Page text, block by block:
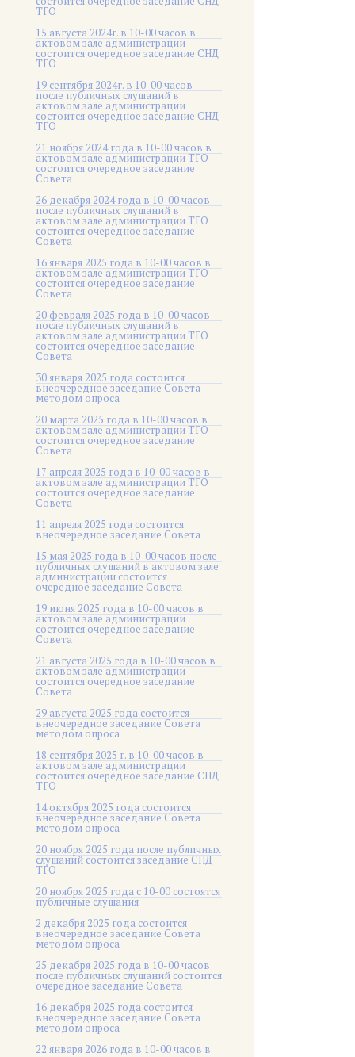
ТГО
15 августа 2024г. в 10-00 часов в
актовом зале администрации
состоится очередное заседание СНД
ТГО
19 сентября 2024г. в 10-00 часов
после публичных слушаний в
актовом зале администрации
состоится очередное заседание СНД
ТГО
21 ноября 2024 года в 10-00 часов в
актовом зале администрации ТГО
состоится очередное заседание
Совета
26 декабря 2024 года в 10-00 часов
после публичных слушаний в
актовом зале администрации ТГО
состоится очередное заседание
Совета
16 января 2025 года в 10-00 часов в
актовом зале администрации ТГО
состоится очередное заседание
Совета
20 февраля 2025 года в 10-00 часов
после публичных слушаний в
актовом зале администрации ТГО
состоится очередное заседание
Совета
30 января 2025 года состоится
внеочередное заседание Совета
методом опроса
20 марта 2025 года в 10-00 часов в
актовом зале администрации ТГО
состоится очередное заседание
Совета
17 апреля 2025 года в 10-00 часов в
актовом зале администрации ТГО
состоится очередное заседание
Совета
11 апреля 2025 года состоится
внеочередное заседание Совета
15 мая 2025 года в 10-00 часов после
публичных слушаний в актовом зале
администрации состоится
очередное заседание Совета
19 июня 2025 года в 10-00 часов в
актовом зале администрации
состоится очередное заседание
Совета
21 августа 2025 года в 10-00 часов в
актовом зале администрации
состоится очередное заседание
Совета
29 августа 2025 года состоится
внеочередное заседание Совета
методом опроса
18 сентября 2025 г. в 10-00 часов в
актовом зале администрации
состоится очередное заседание СНД
ТГО
14 октября 2025 года состоится
внеочередное заседание Совета
методом опроса
20 ноября 2025 года после публичных
слушаний состоится заседание СНД
ТГО
20 ноября 2025 года c 10-00 состоятся
публичные слушания
2 декабря 2025 года состоится
внеочередное заседание Совета
методом опроса
25 декабря 2025 года в 10-00 часов
после публичных слушаний состоится
очередное заседание Совета
16 декабря 2025 года состоится
внеочередное заседание Совета
методом опроса
22 января 2026 года в 10-00 часов в